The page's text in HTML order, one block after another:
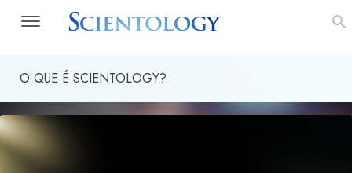
O QUE É SCIENTOLOGY?